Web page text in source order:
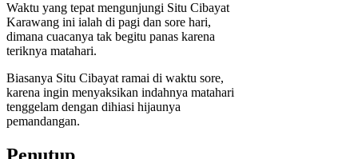
Waktu yang tepat mengunjungi Situ Cibayat
Karawang ini ialah di pagi dan sore hari,
dimana cuacanya tak begitu panas karena
teriknya matahari.
Biasanya Situ Cibayat ramai di waktu sore,
karena ingin menyaksikan indahnya matahari
tenggelam dengan dihiasi hijaunya
pemandangan.